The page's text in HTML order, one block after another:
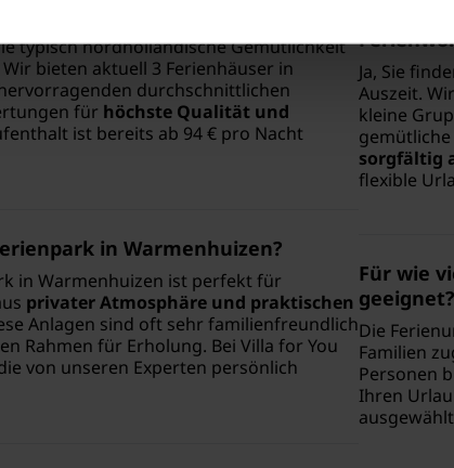
so besonders?
typisch nordholländische Gemütlichkeit
bieten aktuell 3 Ferienhäuser in
durchschnittlichen
für höchste Qualität und
ist bereits ab 94 € pro Nacht
in Warmenhuizen?
in Warmenhuizen ist perfekt für
privater Atmosphäre und praktischen
Anlagen sind oft sehr familienfreundlich
Rahmen für Erholung. Bei Villa for You
von unseren Experten persönlich
Kann
Ja, Sie
Auszeit.
kleine
sorgfältig
flexible
Für wie
geeignet?
Die
Familien
Personen
Ihren